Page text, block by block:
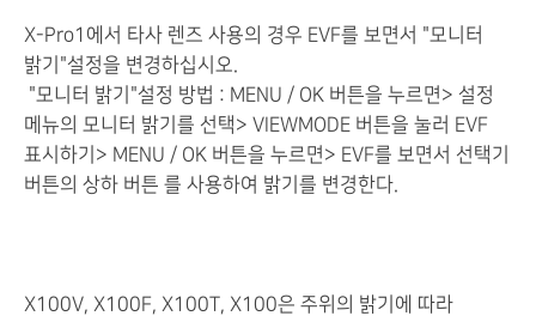
X-Pro1에서 타사 렌즈 사용의 경우 EVF를 보면서 "모니터
밝기"설정을 변경하십시오.
"모니터 밝기"설정 방법 : MENU / OK 버튼을 누르면> 설정
메뉴의 모니터 밝기를 선택> VIEWMODE 버튼을 눌러 EVF
표시하기> MENU / OK 버튼을 누르면> EVF를 보면서 선택기
버튼의 상하 버튼 를 사용하여 밝기를 변경한다.
X100V, X100F, X100T, X100은 주위의 밝기에 따라